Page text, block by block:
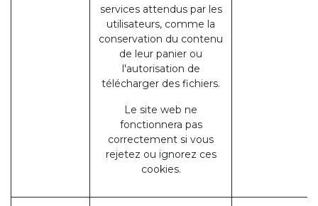
services attendus par les
utilisateurs, comme la
conservation du contenu
de leur panier ou
l'autorisation de
télécharger des fichiers.
Le site web ne
fonctionnera pas
correctement si vous
rejetez ou ignorez ces
cookies.